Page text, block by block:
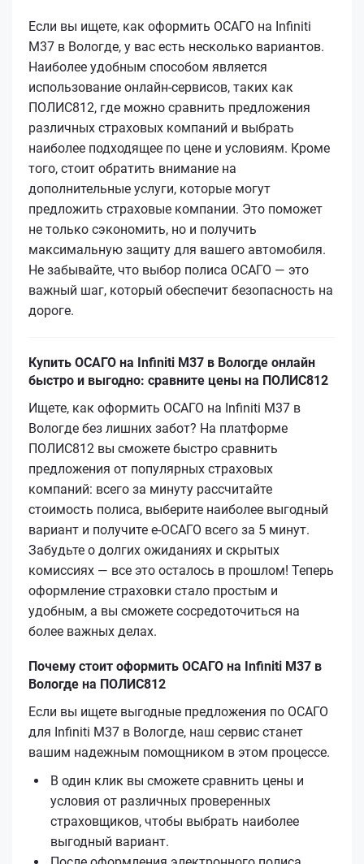
Если вы ищете, как оформить ОСАГО на Infiniti
M37 в Вологде, у вас есть несколько вариантов.
Наиболее удобным способом является
использование онлайн-сервисов, таких как
ПОЛИС812, где можно сравнить предложения
различных страховых компаний и выбрать
наиболее подходящее по цене и условиям. Кроме
того, стоит обратить внимание на
дополнительные услуги, которые могут
предложить страховые компании. Это поможет
не только сэкономить, но и получить
максимальную защиту для вашего автомобиля.
Не забывайте, что выбор полиса ОСАГО — это
важный шаг, который обеспечит безопасность на
дороге.
Купить ОСАГО на Infiniti M37 в Вологде онлайн
быстро и выгодно: сравните цены на ПОЛИС812
Ищете, как оформить ОСАГО на Infiniti M37 в
Вологде без лишних забот? На платформе
ПОЛИС812 вы сможете быстро сравнить
предложения от популярных страховых
компаний: всего за минуту рассчитайте
стоимость полиса, выберите наиболее выгодный
вариант и получите е-ОСАГО всего за 5 минут.
Забудьте о долгих ожиданиях и скрытых
комиссиях — все это осталось в прошлом! Теперь
оформление страховки стало простым и
удобным, а вы сможете сосредоточиться на
более важных делах.
Почему стоит оформить ОСАГО на Infiniti M37 в
Вологде на ПОЛИС812
Если вы ищете выгодные предложения по ОСАГО
для Infiniti M37 в Вологде, наш сервис станет
вашим надежным помощником в этом процессе.
В один клик вы сможете сравнить цены и
условия от различных проверенных
страховщиков, чтобы выбрать наиболее
выгодный вариант.